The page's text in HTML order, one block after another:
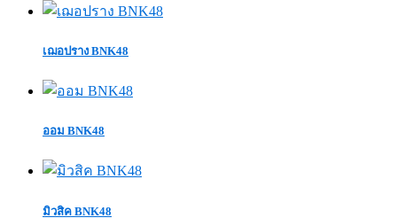
เฌอปราง BNK48
ออม BNK48
มิวสิค BNK48